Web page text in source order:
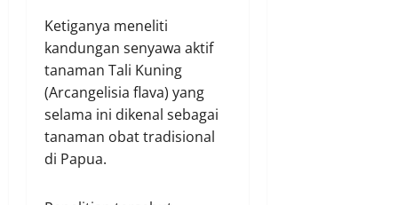
Ketiganya meneliti
kandungan senyawa aktif
tanaman Tali Kuning
(Arcangelisia flava) yang
selama ini dikenal sebagai
tanaman obat tradisional
di Papua.